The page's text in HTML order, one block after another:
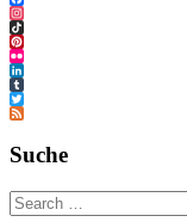
Facebook
Instagram
TikTok
Pinterest
Flickr
LinkedIn
Tumblr
Twitter
Feed
Suche